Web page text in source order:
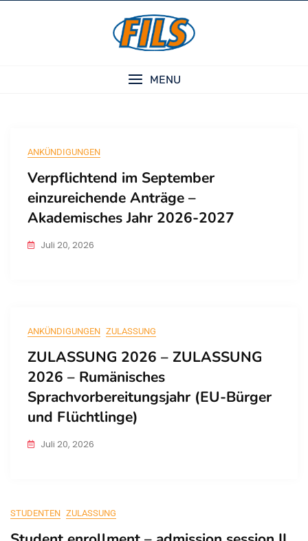
MENU
Neuigkeiten
ANKÜNDIGUNGEN
Verpflichtend im September
einzureichende Anträge –
Akademisches Jahr 2026-2027
Juli 20, 2026
ANKÜNDIGUNGEN ZULASSUNG
ZULASSUNG 2026 – ZULASSUNG
2026 – Rumänisches
Sprachvorbereitungsjahr (EU-Bürger
und Flüchtlinge)
Juli 20, 2026
STUDENTEN ZULASSUNG